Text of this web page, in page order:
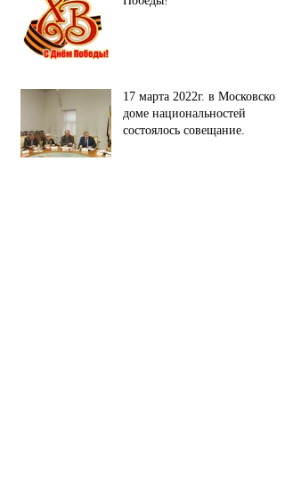
17 марта 2022г. в Московском
доме национальностей
состоялось совещание.